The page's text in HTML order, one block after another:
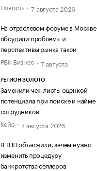
Новость
7 августа 2026
На отраслевом форуме в Москве
обсудили проблемы и
перспективы рынка такси
РБК Бизнес
7 августа
РЕГИОН ЗОЛОТО
Заменили чек-листы оценкой
потенциала при поиске и найме
сотрудников
Кейс
7 августа 2026
В ТПП объяснили, зачем нужно
изменить процедуру
банкротства селлеров